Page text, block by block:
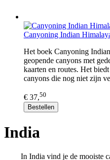
Canyoning Indian
Het boek Canyoning
geopende canyons met
kaarten en routes. Het
canyons die nog niet zijn
€ 37,50
Bestellen
India
In India vind je de mooiste